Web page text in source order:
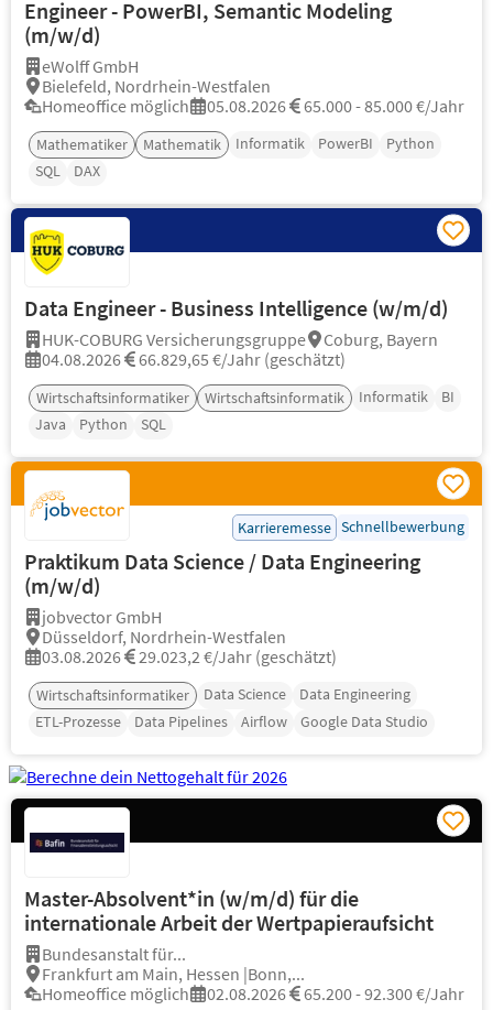
Engineer - PowerBI, Semantic Modeling
(m/w/d)
eWolff GmbH
Bielefeld, Nordrhein-Westfalen
Homeoffice möglich
05.08.2026 65.000 - 85.000 €/Jahr
Mathematiker Mathematik Informatik PowerBI
Python
SQL
DAX
Data Engineer - Business Intelligence (w/m/d)
HUK-COBURG Versicherungsgruppe
Coburg, Bayern
04.08.2026
66.829,65 €/Jahr (geschätzt)
Wirtschaftsinformatiker Wirtschaftsinformatik Informatik
BI
Java
Python SQL
Karrieremesse Schnellbewerbung
Praktikum Data Science / Data Engineering
(m/w/d)
jobvector GmbH
Düsseldorf, Nordrhein-Westfalen
03.08.2026
29.023,2 €/Jahr (geschätzt)
Wirtschaftsinformatiker Data Science
Data Engineering
ETL-Prozesse
Data Pipelines Airflow Google Data Studio
Master-Absolvent*in (w/m/d) für die
internationale Arbeit der Wertpapieraufsicht
Bundesanstalt für...
Frankfurt am Main, Hessen |Bonn,...
Homeoffice möglich
02.08.2026 65.200 - 92.300 €/Jahr